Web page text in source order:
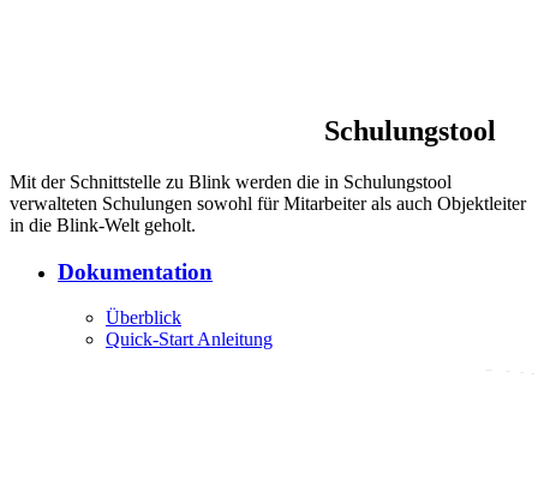
Schulungstool
Mit der Schnittstelle zu Blink werden die in Schulungstool
verwalteten Schulungen sowohl für Mitarbeiter als auch Objektleiter
in die Blink-Welt geholt.
Dokumentation
Überblick
Quick-Start Anleitung